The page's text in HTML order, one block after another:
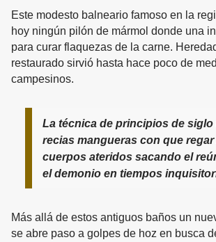
Este modesto balneario famoso en la
hoy ningún pilón de mármol donde una
para curar flaquezas de la carne.
restaurado sirvió hasta hace poco de
campesinos.
La técnica de principios de siglo
recias mangueras con que regar
cuerpos ateridos sacando el
el demonio en tiempos
Más allá de estos antiguos baños un
se abre paso a golpes de hoz en busca